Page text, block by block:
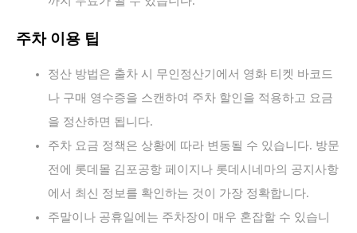
주차 이용 팁
정산 방법은 출차 시 무인정산기에서 영화 티켓 바코드
나 구매 영수증을 스캔하여 주차 할인을 적용하고 요금
을 정산하면 됩니다.
주차 요금 정책은 상황에 따라 변동될 수 있습니다. 방문
전에 롯데몰 김포공항 페이지나 롯데시네마의 공지사항
에서 최신 정보를 확인하는 것이 가장 정확합니다.
주말이나 공휴일에는 주차장이 매우 혼잡할 수 있습니